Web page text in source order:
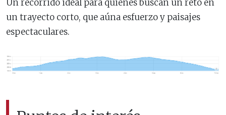
Un recorrido ideal para quienes buscan un reto en
un trayecto corto, que aúna esfuerzo y paisajes
espectaculares.